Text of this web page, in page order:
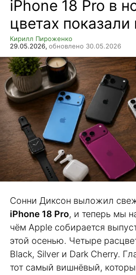
iPhone 18 Pro в
цветах показали
Кирилл Пироженко
29.05.2026, обновлено 30.05.2026
Сонни Диксон выложил
iPhone 18 Pro, и теперь мы
чём Apple собирается
этой осенью. Четыре
Black, Silver и Dark Cherry.
тот самый вишнёвый,